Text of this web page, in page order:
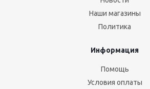
Наши магазины
Политика
Информация
Помощь
Условия оплаты